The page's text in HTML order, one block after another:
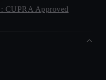
CUPRA Approved